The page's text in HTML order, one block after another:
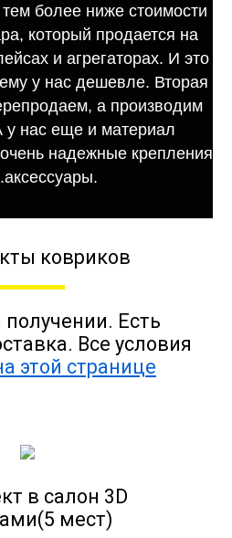
более ниже стоимости
который продается на
и агрегаторах. И это
у нас дешевле. Вторая
а производим
у нас еще и материал
надежные крепления
ковриков
Есть
Все условия
этой странице
в салон 3D
мест)